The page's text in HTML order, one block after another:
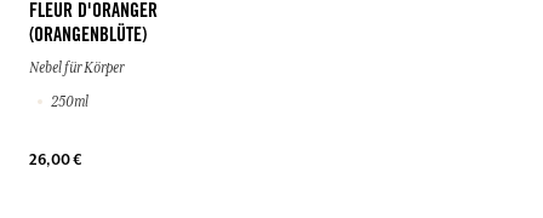
FLEUR D'ORANGER
(ORANGENBLÜTE)
Nebel für Körper
250ml
26,00 €